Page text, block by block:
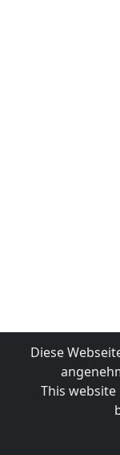
Diese
This